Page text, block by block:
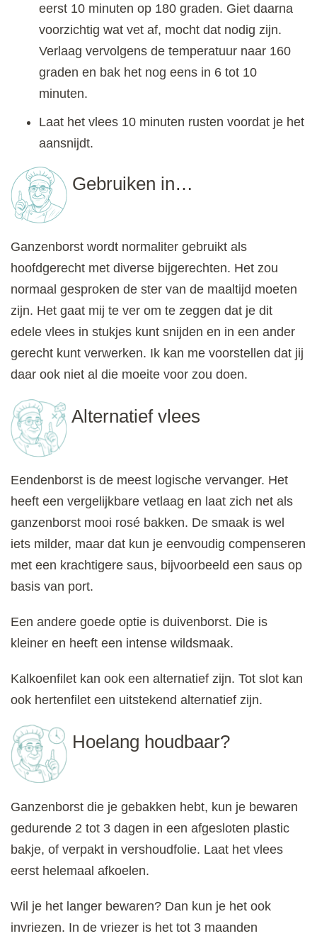
eerst 10 minuten op 180 graden. Giet daarna
voorzichtig wat vet af, mocht dat nodig zijn.
Verlaag vervolgens de temperatuur naar 160
graden en bak het nog eens in 6 tot 10
minuten.
Laat het vlees 10 minuten rusten voordat je het
aansnijdt.
Gebruiken in…
Ganzenborst wordt normaliter gebruikt als
hoofdgerecht met diverse bijgerechten. Het zou
normaal gesproken de ster van de maaltijd moeten
zijn. Het gaat mij te ver om te zeggen dat je dit
edele vlees in stukjes kunt snijden en in een ander
gerecht kunt verwerken. Ik kan me voorstellen dat jij
daar ook niet al die moeite voor zou doen.
Alternatief vlees
Eendenborst is de meest logische vervanger. Het
heeft een vergelijkbare vetlaag en laat zich net als
ganzenborst mooi rosé bakken. De smaak is wel
iets milder, maar dat kun je eenvoudig compenseren
met een krachtigere saus, bijvoorbeeld een saus op
basis van port.
Een andere goede optie is duivenborst. Die is
kleiner en heeft een intense wildsmaak.
Kalkoenfilet kan ook een alternatief zijn. Tot slot kan
ook hertenfilet een uitstekend alternatief zijn.
Hoelang houdbaar?
Ganzenborst die je gebakken hebt, kun je bewaren
gedurende 2 tot 3 dagen in een afgesloten plastic
bakje, of verpakt in vershoudfolie. Laat het vlees
eerst helemaal afkoelen.
Wil je het langer bewaren? Dan kun je het ook
invriezen. In de vriezer is het tot 3 maanden